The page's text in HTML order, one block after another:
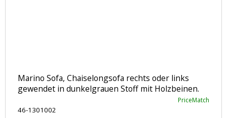
Marino Sofa, Chaiselongsofa rechts oder links
gewendet in dunkelgrauen Stoff mit Holzbeinen.
PriceMatch
46-1301002